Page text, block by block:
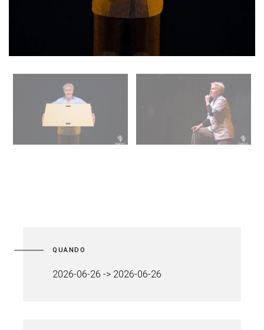
QUANDO
2026-06-26 -> 2026-06-26